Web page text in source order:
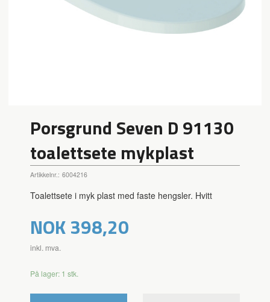
Porsgrund Seven D 91130
toalettsete mykplast
Artikkelnr.: 6004216
Toalettsete i myk plast med faste hengsler. Hvitt
Pris
NOK398,20
inkl. mva.
På lager: 1 stk.